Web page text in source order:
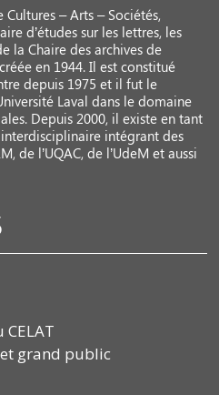
Cultures – Arts – Sociétés,
d’études sur les lettres, les
la Chaire des archives de
en 1944. Il est constitué
depuis 1975 et il fut le
Laval dans le domaine
Depuis 2000, il existe en tant
intégrant des
de l’UQAC, de l’UdeM et aussi
grand public